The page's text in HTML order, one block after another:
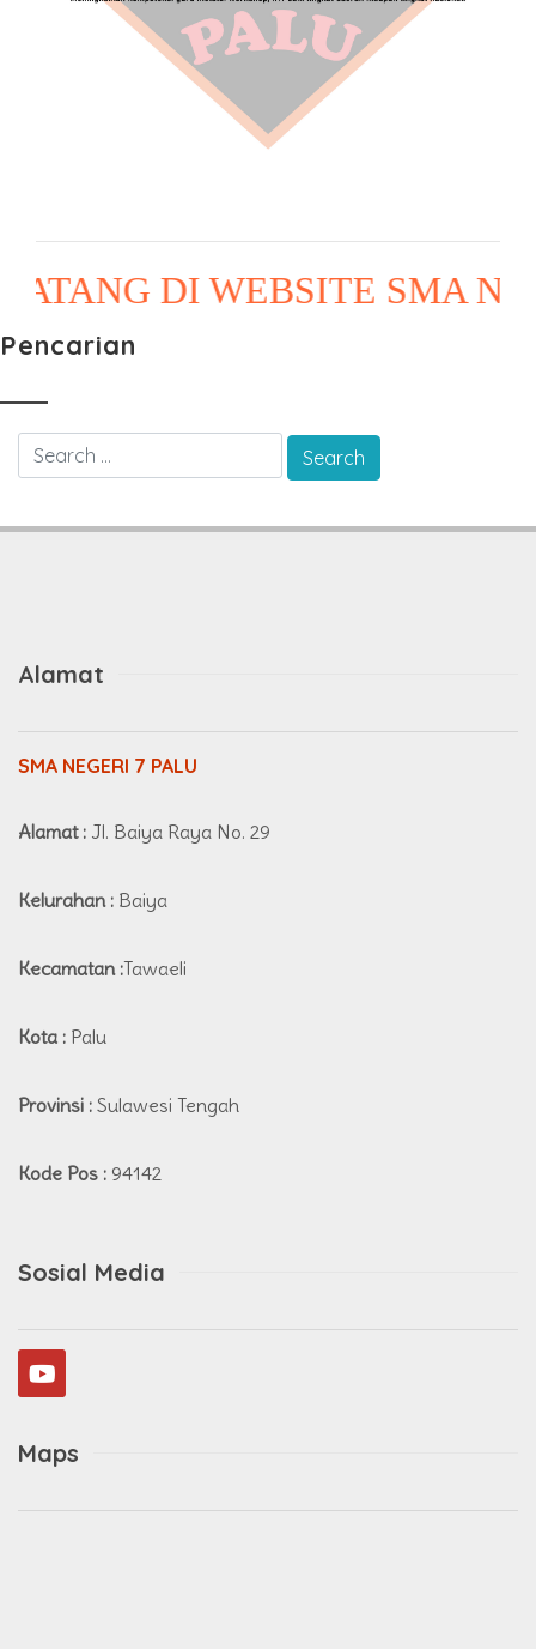
DI WEBSITE SMA
Pencarian
Alamat
SMA NEGERI 7 PALU
Alamat : Jl. Baiya Raya No. 29
Kelurahan : Baiya
Kecamatan :Tawaeli
Kota : Palu
Provinsi : Sulawesi Tengah
Kode Pos : 94142
Sosial Media
Maps